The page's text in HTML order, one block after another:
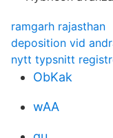
ramgarh rajasthan
deposition vid
nytt typsnitt
ObKak
wAA